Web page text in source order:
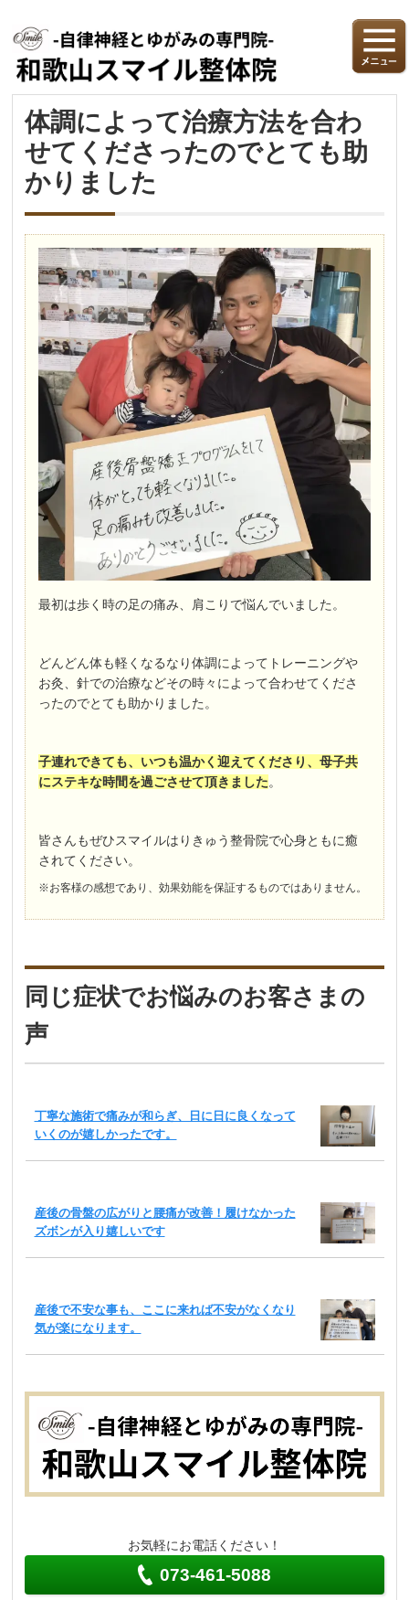
体調によって治療方法を合わ
せてくださったのでとても助
かりました
最初は歩く時の足の痛み、肩こりで悩んでいました。
どんどん体も軽くなるなり体調によってトレーニングや
お灸、針での治療などその時々によって合わせてくださ
ったのでとても助かりました。
子連れできても、いつも温かく迎えてくださり、母子共
にステキな時間を過ごさせて頂きました。
皆さんもぜひスマイルはりきゅう整骨院で心身ともに癒
されてください。
※お客様の感想であり、効果効能を保証するものではありません。
同じ症状でお悩みのお客さまの
声
丁寧な施術で痛みが和らぎ、日に日に良くなって
いくのが嬉しかったです。
産後の骨盤の広がりと腰痛が改善！履けなかった
ズボンが入り嬉しいです
産後で不安な事も、ここに来れば不安がなくなり
気が楽になります。
お気軽にお電話ください！
073-461-5088